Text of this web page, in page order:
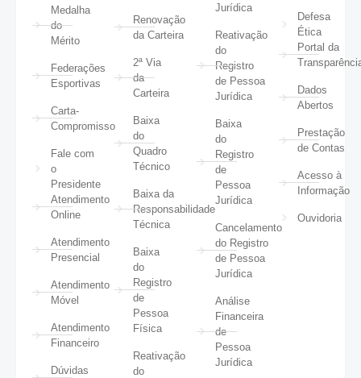
Medalha
do
Mérito
Federações
Esportivas
Carta-
Compromisso
Fale com
o
Presidente
Atendimento
Online
Atendimento
Presencial
Atendimento
Móvel
Atendimento
Financeiro
Dúvidas
Renovação
da Carteira
2ª Via
da
Carteira
Baixa
do
Quadro
Técnico
Baixa da
Responsabilidade
Técnica
Baixa
do
Registro
de
Pessoa
Física
Reativação
do
Jurídica
Reativação
do
Registro
de Pessoa
Jurídica
Baixa
do
Registro
de
Pessoa
Jurídica
Cancelamento
do Registro
de Pessoa
Jurídica
Análise
Financeira
de
Pessoa
Jurídica
Defesa
Ética
Portal da
Dados
Abertos
Prestação
de Contas
Acesso à
Informação
Ouvidoria